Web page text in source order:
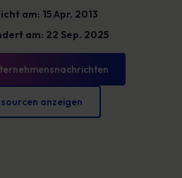
am: 15 Apr. 2013
am: 22 Sep. 2025
anzeigen